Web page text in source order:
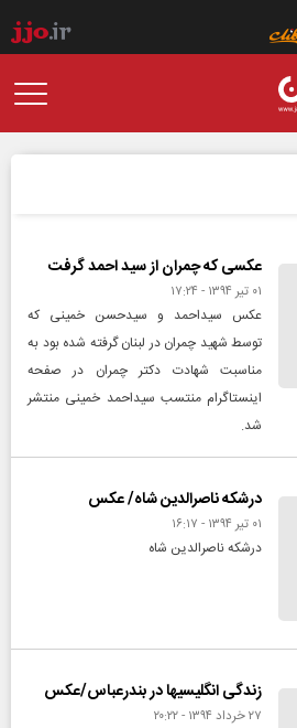
عکسی که چمران از سید احمد گرفت
۰۱ تير ۱۳۹۴ - ۱۷:۲۴
عکس سیداحمد و سیدحسن خمینی که
توسط شهید چمران در لبنان گرفته شده بود به
مناسبت شهادت دکتر چمران در صفحه
اینستاگرام منتسب سیداحمد خمینی منتشر
شد.
درشکه ناصرالدین شاه/ عکس
۰۱ تير ۱۳۹۴ - ۱۶:۱۷
درشکه ناصرالدین شاه
زندگی انگلیسی‎ها در بندرعباس/عکس
۲۷ خرداد ۱۳۹۴ - ۲۰:۲۲